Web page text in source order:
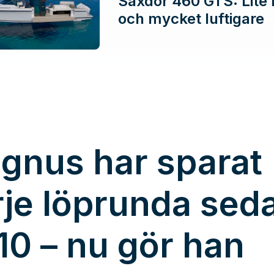
och mycket luftigare
har sparat
löprunda
– nu gör han